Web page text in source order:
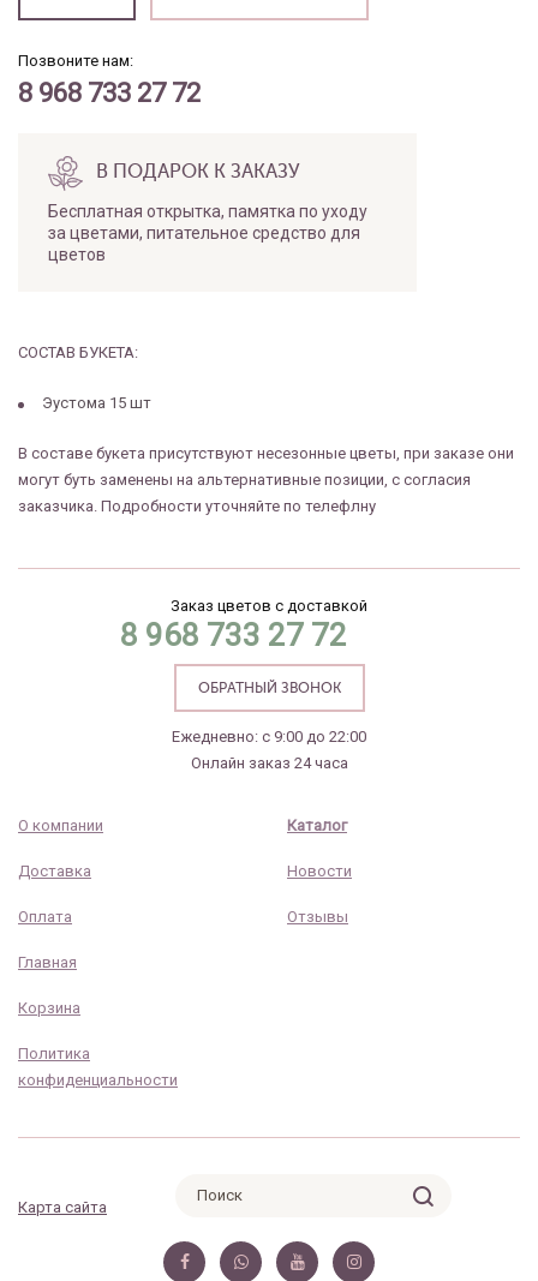
Позвоните нам:
8 968 733 27 72
В ПОДАРОК К ЗАКАЗУ
Бесплатная открытка, памятка по уходу
за цветами, питательное средство для
цветов
СОСТАВ БУКЕТА:
Эустома 15 шт
В составе букета присутствуют несезонные цветы, при заказе они
могут буть заменены на альтернативные позиции, с согласия
заказчика. Подробности уточняйте по телефлну
Заказ цветов с доставкой
8 968 733 27 72
ОБРАТНЫЙ ЗВОНОК
Ежедневно: с 9:00 до 22:00
Онлайн заказ 24 часа
О компании
Доставка
Оплата
Каталог
Новости
Отзывы
Главная
Корзина
Политика
конфиденциальности
Карта сайта